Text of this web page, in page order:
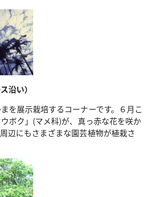
沿い）
を展示栽培するコーナーです。６月こ
ボク」(マメ科)が、真っ赤な花を咲か
辺にもさまざまな園芸植物が植栽さ